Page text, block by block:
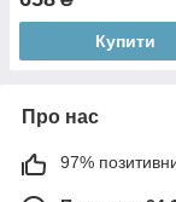
Купити
Про нас
97%